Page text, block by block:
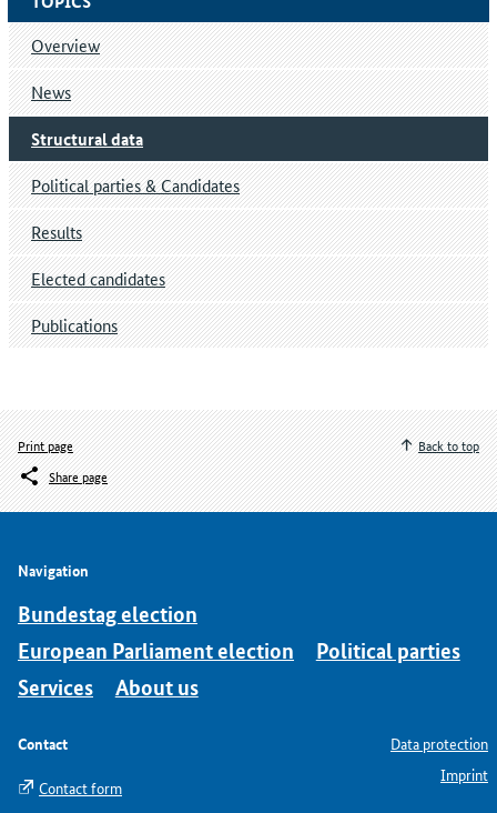
Overview
News
Structural data
Political parties & Candidates
Results
Elected candidates
Publications
Print page
Share page
Back to top
Navigation
Bundestag election
European Parliament election
Political parties
Services
About us
Contact
Contact form
Data protection
Imprint